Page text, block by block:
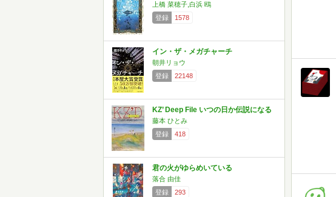
上橋 菜穂子,白浜 鴎
登録
1578
イン・ザ・メガチャーチ
朝井リョウ
登録
22148
KZ’ Deep File いつの日か伝説になる
藤本 ひとみ
登録
418
君の火がゆらめいている
落合 由佳
登録
293